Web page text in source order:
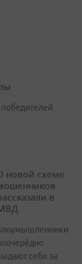
новой схеме
в
себя за